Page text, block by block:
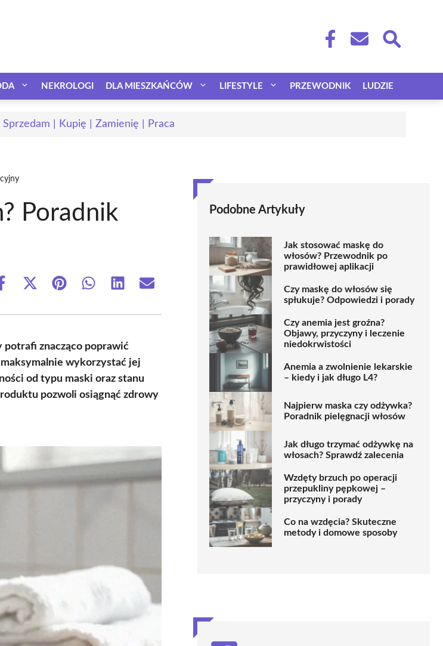
NEKROLOGI DLA MIESZKAŃCÓW LIFESTYLE PRZEWODNIK LUDZIE
| Kupię | Zamienię | Praca
Poradnik
Share
Share
(Twitter)
Share Share Share Share
znacząco poprawić
wykorzystać jej
od typu maski oraz stanu
pozwoli osiągnąć zdrowy
Podobne Artykuły
Jak stosować maskę do
włosów? Przewodnik po
prawidłowej aplikacji
Czy maskę do włosów się
spłukuje? Odpowiedzi i porady
Czy anemia jest groźna?
Objawy, przyczyny i leczenie
niedokrwistości
Anemia a zwolnienie lekarskie
– kiedy i jak długo L4?
Najpierw maska czy odżywka?
Poradnik pielęgnacji włosów
Jak długo trzymać odżywkę na
włosach? Sprawdź zalecenia
Wzdęty brzuch po operacji
przepukliny pępkowej –
przyczyny i porady
Co na wzdęcia? Skuteczne
metody i domowe sposoby